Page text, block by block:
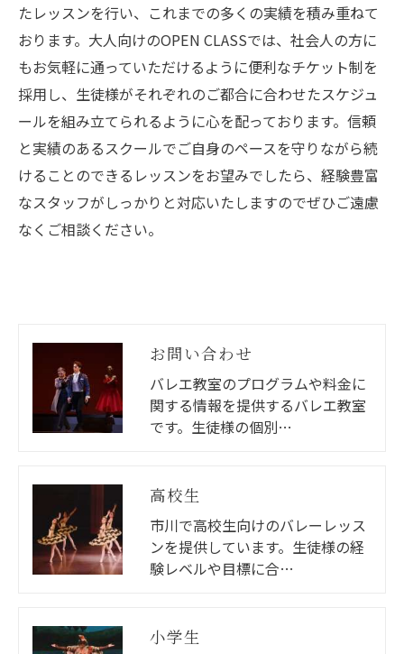
たレッスンを行い、これまでの多くの実績を積み重ねて
おります。大人向けのOPEN CLASSでは、社会人の方に
もお気軽に通っていただけるように便利なチケット制を
採用し、生徒様がそれぞれのご都合に合わせたスケジュ
ールを組み立てられるように心を配っております。信頼
と実績のあるスクールでご自身のペースを守りながら続
けることのできるレッスンをお望みでしたら、経験豊富
なスタッフがしっかりと対応いたしますのでぜひご遠慮
なくご相談ください。
お問い合わせ
バレエ教室のプログラムや料金に
関する情報を提供するバレエ教室
です。生徒様の個別…
高校生
市川で高校生向けのバレーレッス
ンを提供しています。生徒様の経
験レベルや目標に合…
小学生